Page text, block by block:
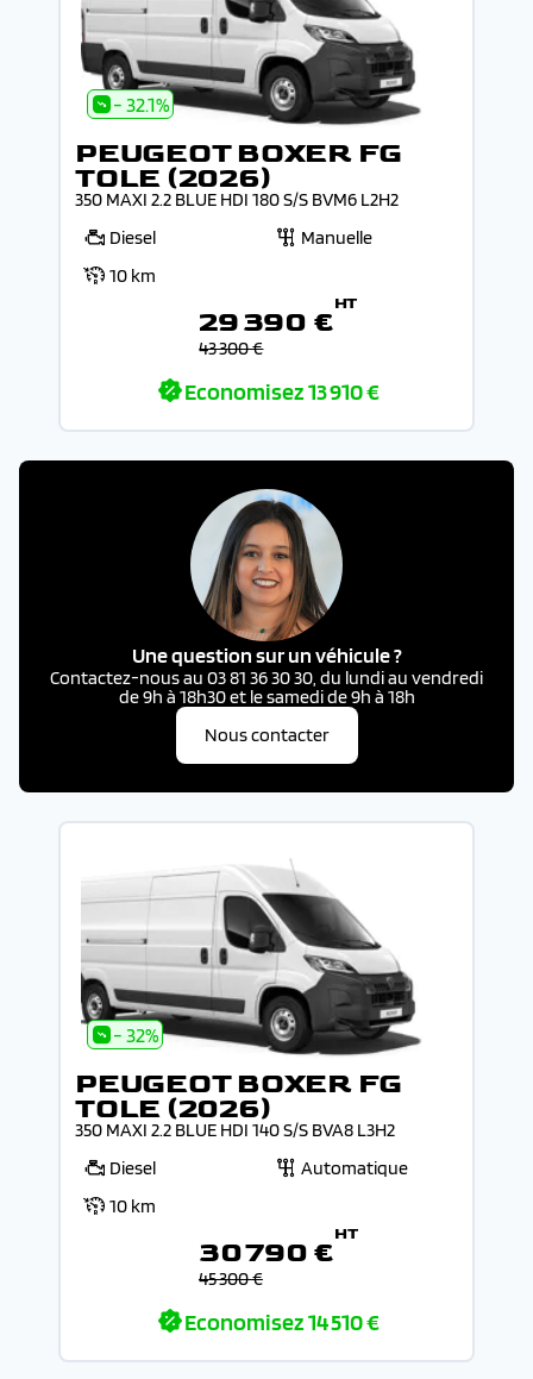
- 32.1%
PEUGEOT BOXER FG
TOLE (2026)
350 MAXI 2.2 BLUE HDI 180 S/S BVM6 L2H2
Diesel
Manuelle
10 km
29 390 €
HT
43 300 €
Economisez13 910 €
Une question sur un véhicule ?
Contactez-nous au 03 81 36 30 30, du lundi au vendredi
de 9h à 18h30 et le samedi de 9h à 18h
Nous contacter
- 32%
PEUGEOT BOXER FG
TOLE (2026)
350 MAXI 2.2 BLUE HDI 140 S/S BVA8 L3H2
Diesel
Automatique
10 km
30 790 €
HT
45 300 €
Economisez14 510 €